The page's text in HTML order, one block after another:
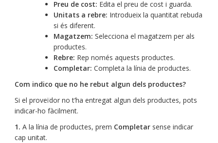
Preu de cost: Edita el preu de cost i guarda.
Unitats a rebre: Introdueix la quantitat rebuda
si és diferent.
Magatzem: Selecciona el magatzem per als
productes.
Rebre: Rep només aquests productes.
Completar: Completa la línia de productes.
Com indico que no he rebut algun dels productes?
Si el proveïdor no t’ha entregat algun dels productes, pots
indicar-ho fàcilment.
1. A la línia de productes, prem Completar sense indicar
cap unitat.